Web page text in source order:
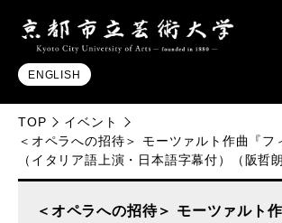
ENGLISH
TOP
イベント
＜オペラへの招待＞ モーツァルト作曲『フ
（イタリア語上演・日本語字幕付）（阪哲
＜オペラへの招待＞ モーツァルト